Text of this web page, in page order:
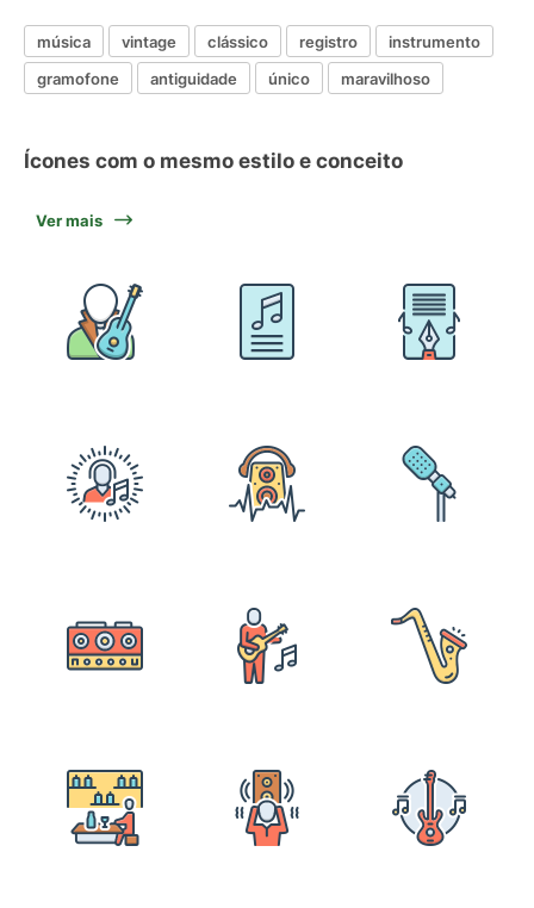
música vintage clássico registro
instrumento
gramofone
antiguidade único maravilhoso
Ícones com o mesmo estilo e conceito
Ver mais